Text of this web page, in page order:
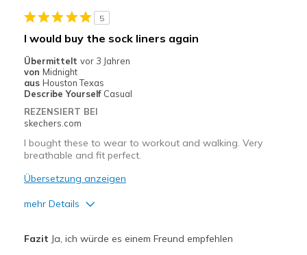
Sizing
Feels true to size
View On Shoes
I'm Really Into Shoes
5
I would buy the sock liners again
Übermittelt vor 3 Jahren
von Midnight
aus Houston Texas
Describe Yourself Casual
REZENSIERT BEI
skechers.com
I bought these to wear to workout and walking. Very
breathable and fit perfect.
Übersetzung anzeigen
mehr Details
Fazit Ja, ich würde es einem Freund empfehlen